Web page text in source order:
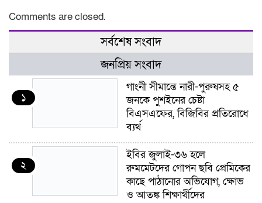
Comments are closed.
সর্বশেষ সংবাদ
জনপ্রিয় সংবাদ
১
গাংনী সীমান্তে নারী-পুরুষসহ ৫
জনকে পুশইনের চেষ্টা
বিএসএফের, বিজিবির প্রতিরোধে
ব্যর্থ
২
ইবির জুলাই-৩৬ হলে
রুমমেটদের গোপন ছবি প্রেমিকের
কাছে পাঠানোর অভিযোগ, ক্ষোভ
ও আতঙ্ক শিক্ষার্থীদের